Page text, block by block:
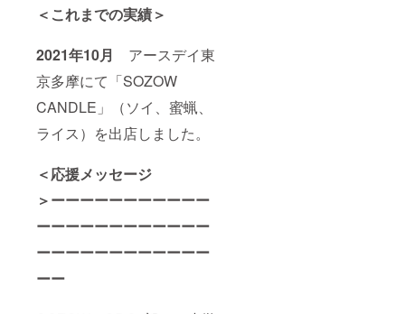
＜これまでの実績＞
2021年10月 アースデイ東
京多摩にて「SOZOW
CANDLE」（ソイ、蜜蝋、
ライス）を出店しました。
＜応援メッセージ
＞ーーーーーーーーーーー
ーーーーーーーーーーーー
ーーーーーーーーーーーー
ーー